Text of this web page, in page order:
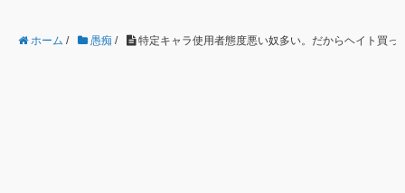
ホーム / 愚痴 / 特定キャラ使用者態度悪い奴多い。だからヘイト買っ